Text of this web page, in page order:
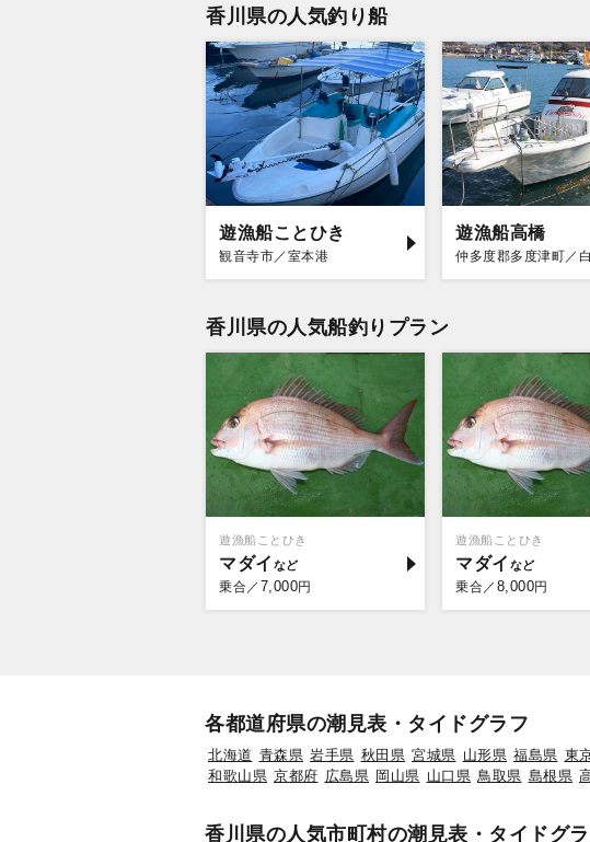
香川県の人気釣り船
遊漁船ことひき
観音寺市／室本港
遊漁船高橋
仲多度郡多度津町／
香川県の人気船釣りプラン
遊漁船ことひき
マダイ
乗合／ 7,000円
遊漁船ことひき
マダイ
乗合／ 8,000円
各都道府県の潮見表・タイドグラフ
北海道 青森県 岩手県 秋田県 宮城県 山形県 福島県 東
和歌山県 京都府 広島県 岡山県 山口県 鳥取県 島根県
香川県の人気市町村の潮見表・タイドグ